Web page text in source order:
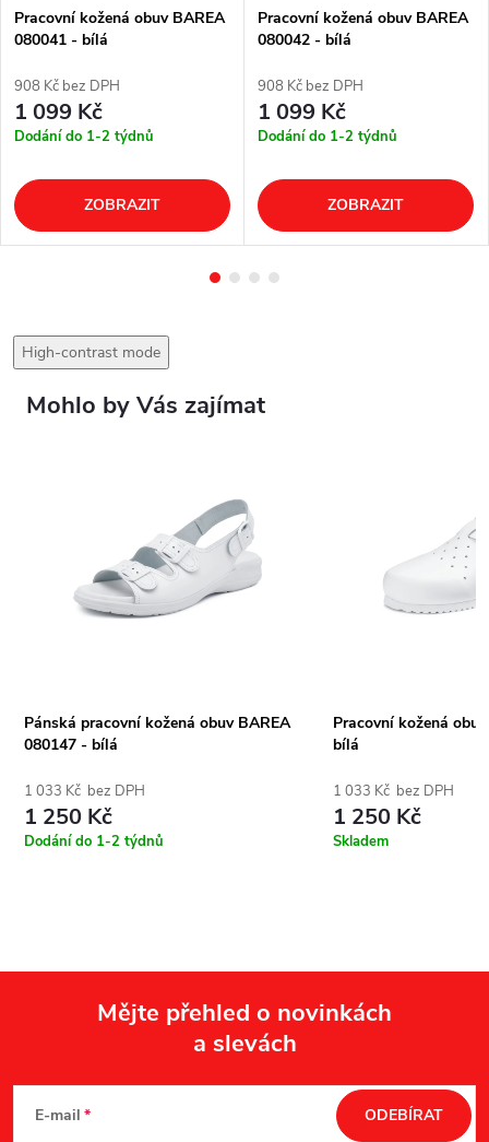
Pracovní kožená obuv BAREA
080041 - bílá
908 Kč bez DPH
1 099 Kč
Dodání do 1-2 týdnů
ZOBRAZIT
Pracovní kožená obuv BAREA
080042 - bílá
908 Kč bez DPH
1 099 Kč
Dodání do 1-2 týdnů
ZOBRAZIT
High-contrast mode
Mohlo by Vás zajímat
Pánská pracovní kožená obuv BAREA
080147 - bílá
1 033 Kč bez DPH
1 250 Kč
Dodání do 1-2 týdnů
Pracovní kožená
bílá
1 033 Kč bez DPH
1 250 Kč
Skladem
Mějte přehled o novinkách
a slevách
E-mail ODEBÍRAT